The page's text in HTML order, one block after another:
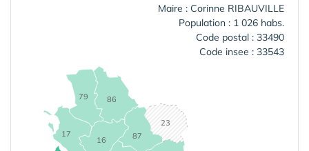
Maire : Corinne RIBAUVILLE
Population : 1 026 habs.
Code postal : 33490
Code insee : 33543
16
17
23
79 86
87